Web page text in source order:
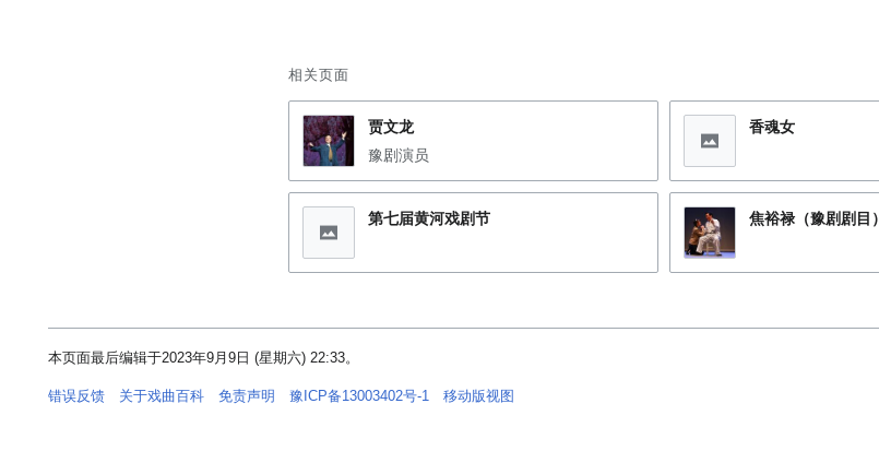
相关页面
贾文龙
豫剧演员
香魂女
第七届黄河戏剧节 焦裕禄（豫剧剧目）
本页面最后编辑于2023年9月9日 (星期六) 22:33。
错误反馈 关于戏曲百科 免责声明 豫ICP备13003402号-1 移动版视图